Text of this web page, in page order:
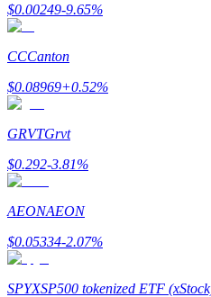
Гид
Руководство для
$0.00249-9.65%
CCCanton
$0.08969+0.52%
GRVTGrvt
$0.292-3.81%
AEONAEON
$0.05334-2.07%
SPYXSP500 tokenized ETF